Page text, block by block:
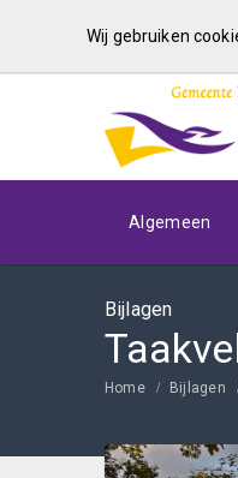
Wij gebruiken
Algemeen
Bijlagen
Home Bijlagen